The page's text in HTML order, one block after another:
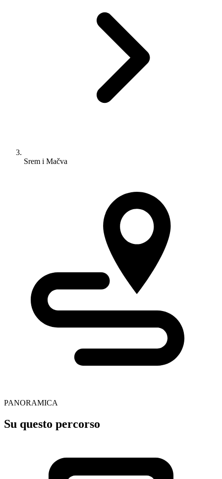
Srem i Mačva
PANORAMICA
Su questo percorso